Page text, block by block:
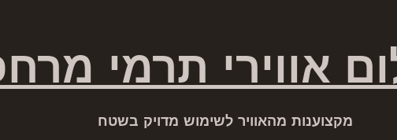
אווירי תרמי
מקצוענות מהאוויר לשימוש מדויק בשטח